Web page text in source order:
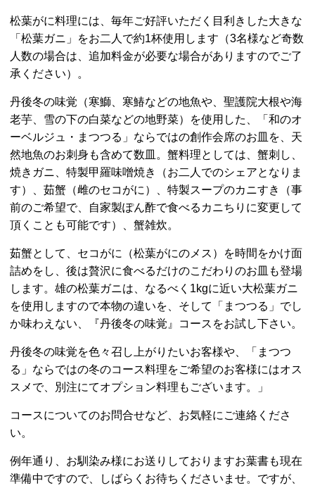
松葉がに料理には、毎年ご好評いただく目利きした大きな
「松葉ガニ」をお二人で約1杯使用します（3名様など奇数
人数の場合は、追加料金が必要な場合がありますのでご了
承ください）。
丹後冬の味覚（寒鰤、寒鰆などの地魚や、聖護院大根や海
老芋、雪の下の白菜などの地野菜）を使用した、「和のオ
ーベルジュ・まつつる」ならではの創作会席のお皿を、天
然地魚のお刺身も含めて数皿。蟹料理としては、蟹刺し、
焼きガニ、特製甲羅味噌焼き（お二人でのシェアとなりま
す）、茹蟹（雌のセコがに）、特製スープのカニすき（事
前のご希望で、自家製ぽん酢で食べるカニちりに変更して
頂くことも可能です）、蟹雑炊。
茹蟹として、セコがに（松葉がにのメス）を時間をかけ面
詰めをし、後は贅沢に食べるだけのこだわりのお皿も登場
します。雄の松葉ガニは、なるべく1kgに近い大松葉ガニ
を使用しますので本物の違いを、そして「まつつる」でし
か味わえない、『丹後冬の味覚』コースをお試し下さい。
丹後冬の味覚を色々召し上がりたいお客様や、「まつつ
る」ならではの冬のコース料理をご希望のお客様にはオス
スメで、別注にてオプション料理もございます。」
コースについてのお問合せなど、お気軽にご連絡くださ
い。
例年通り、お馴染み様にお送りしておりますお葉書も現在
準備中ですので、しばらくお待ちくださいませ。ですが、